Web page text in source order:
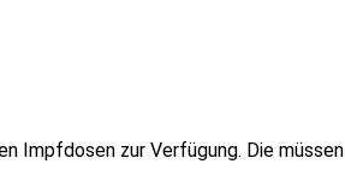
Impfdosen zur Verfügung. Die müssen